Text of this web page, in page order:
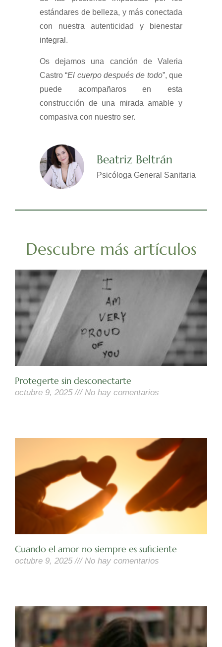
estándares de belleza, y más conectada
con nuestra autenticidad y bienestar
integral.
Os dejamos una canción de Valeria
Castro “El cuerpo después de todo”, que
puede acompañaros en esta
construcción de una mirada amable y
compasiva con nuestro ser.
Beatriz Beltrán
Psicóloga General Sanitaria
Descubre más artículos
Protegerte sin desconectarte
octubre 9, 2025 No hay comentarios
Cuando el amor no siempre es suficiente
octubre 9, 2025 No hay comentarios